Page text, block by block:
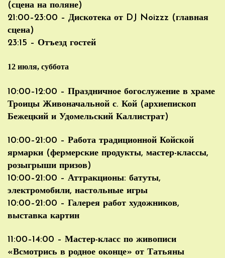
(сцена на поляне)
21:00–23:00 – Дискотека от DJ Noizzz (главная
сцена)
23:15 – Отъезд гостей
12 июля, суббота
10:00–12:00 – Праздничное богослужение в храме
Троицы Живоначальной с. Кой (архиепископ
Бежецкий и Удомельский Каллистрат)
10:00–21:00 – Работа традиционной Койской
ярмарки (фермерские продукты, мастер-классы,
розыгрыши призов)
10:00–21:00 – Аттракционы: батуты,
электромобили, настольные игры
10:00–21:00 – Галерея работ художников,
выставка картин
11:00–14:00 – Мастер-класс по живописи
«Всмотрись в родное оконце» от Татьяны